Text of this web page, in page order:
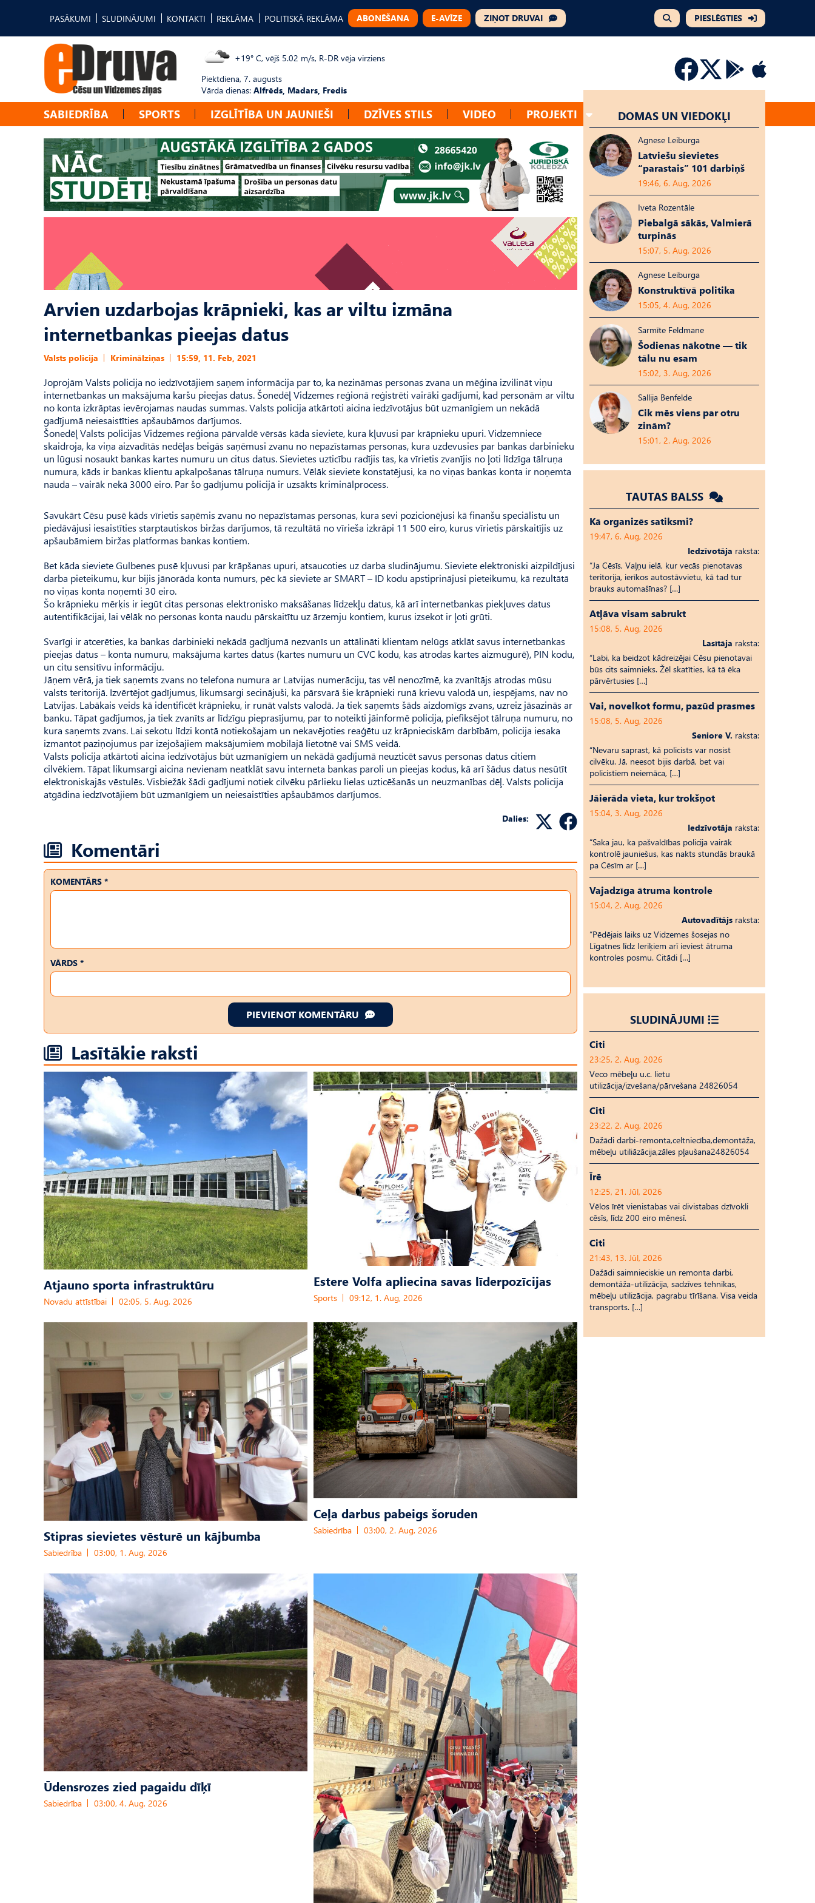
PASĀKUMI SLUDINĀJUMI KONTAKTI REKLĀMA POLITISKĀ REKLĀMA ABONĒŠANA E-AVĪZE ZIŅOT DRUVAI PIESLĒGTIES
+19° C, vējš 5.02 m/s, R-DR vēja virziens
Piektdiena, 7. augusts
Vārda dienas: Alfrēds, Madars, Fredis
SABIEDRĪBA SPORTS IZGLĪTĪBA UN JAUNIEŠI DZĪVES STILS VIDEO PROJEKTI
Arvien uzdarbojas krāpnieki, kas ar viltu izmāna
internetbankas pieejas datus
Valsts policija Kriminālziņas 15:59, 11. Feb, 2021
Joprojām Valsts policija no iedzīvotājiem saņem informācija par to, ka nezināmas personas zvana un mēģina izvilināt viņu
internetbankas un maksājuma karšu pieejas datus. Šonedēļ Vidzemes reģionā reģistrēti vairāki gadījumi, kad personām ar viltu
no konta izkrāptas ievērojamas naudas summas. Valsts policija atkārtoti aicina iedzīvotājus būt uzmanīgiem un nekādā
gadījumā neiesaistīties apšaubāmos darījumos.
Šonedēļ Valsts policijas Vidzemes reģiona pārvaldē vērsās kāda sieviete, kura kļuvusi par krāpnieku upuri. Vidzemniece
skaidroja, ka viņa aizvadītās nedēļas beigās saņēmusi zvanu no nepazīstamas personas, kura uzdevusies par bankas darbinieku
un lūgusi nosaukt bankas kartes numuru un citus datus. Sievietes uzticību radījis tas, ka vīrietis zvanījis no ļoti līdzīga tālruņa
numura, kāds ir bankas klientu apkalpošanas tālruņa numurs. Vēlāk sieviete konstatējusi, ka no viņas bankas konta ir noņemta
nauda – vairāk nekā 3000 eiro. Par šo gadījumu policijā ir uzsākts kriminālprocess.
Savukārt Cēsu pusē kāds vīrietis saņēmis zvanu no nepazīstamas personas, kura sevi pozicionējusi kā finanšu speciālistu un
piedāvājusi iesaistīties starptautiskos biržas darījumos, tā rezultātā no vīrieša izkrāpi 11 500 eiro, kurus vīrietis pārskaitījis uz
apšaubāmiem biržas platformas bankas kontiem.
Bet kāda sieviete Gulbenes pusē kļuvusi par krāpšanas upuri, atsaucoties uz darba sludinājumu. Sieviete elektroniski aizpildījusi
darba pieteikumu, kur bijis jānorāda konta numurs, pēc kā sieviete ar SMART – ID kodu apstiprinājusi pieteikumu, kā rezultātā
no viņas konta noņemti 30 eiro.
Šo krāpnieku mērķis ir iegūt citas personas elektronisko maksāšanas līdzekļu datus, kā arī internetbankas piekļuves datus
autentifikācijai, lai vēlāk no personas konta naudu pārskaitītu uz ārzemju kontiem, kurus izsekot ir ļoti grūti.
Svarīgi ir atcerēties, ka bankas darbinieki nekādā gadījumā nezvanīs un attālināti klientam nelūgs atklāt savus internetbankas
pieejas datus – konta numuru, maksājuma kartes datus (kartes numuru un CVC kodu, kas atrodas kartes aizmugurē), PIN kodu,
un citu sensitīvu informāciju.
Jāņem vērā, ja tiek saņemts zvans no telefona numura ar Latvijas numerāciju, tas vēl nenozīmē, ka zvanītājs atrodas mūsu
valsts teritorijā. Izvērtējot gadījumus, likumsargi secinājuši, ka pārsvarā šie krāpnieki runā krievu valodā un, iespējams, nav no
Latvijas. Labākais veids kā identificēt krāpnieku, ir runāt valsts valodā. Ja tiek saņemts šāds aizdomīgs zvans, uzreiz jāsazinās ar
banku. Tāpat gadījumos, ja tiek zvanīts ar līdzīgu pieprasījumu, par to noteikti jāinformē policija, piefiksējot tālruņa numuru, no
kura saņemts zvans. Lai sekotu līdzi kontā notiekošajam un nekavējoties reaģētu uz krāpnieciskām darbībām, policija iesaka
izmantot paziņojumus par izejošajiem maksājumiem mobilajā lietotnē vai SMS veidā.
Valsts policija atkārtoti aicina iedzīvotājus būt uzmanīgiem un nekādā gadījumā neuzticēt savus personas datus citiem
cilvēkiem. Tāpat likumsargi aicina nevienam neatklāt savu interneta bankas paroli un pieejas kodus, kā arī šādus datus nesūtīt
elektroniskajās vēstulēs. Visbiežāk šādi gadījumi notiek cilvēku pārlieku lielas uzticēšanās un neuzmanības dēļ. Valsts policija
atgādina iedzīvotājiem būt uzmanīgiem un neiesaistīties apšaubāmos darījumos.
Dalies:
Komentāri
KOMENTĀRS *
VĀRDS *
PIEVIENOT KOMENTĀRU
Lasītākie raksti
Atjauno sporta infrastruktūru
Novadu attīstībai 02:05, 5. Aug, 2026
Estere Volfa apliecina savas līderpozīcijas
Sports 09:12, 1. Aug, 2026
Stipras sievietes vēsturē un kājbumba
Sabiedrība 03:00, 1. Aug, 2026
Ceļa darbus pabeigs šoruden
Sabiedrība 03:00, 2. Aug, 2026
Ūdensrozes zied pagaidu dīķī
Sabiedrība 03:00, 4. Aug, 2026
DOMAS UN VIEDOKĻI
Agnese Leiburga
Latviešu sievietes
“parastais” 101 darbiņš
19:46, 6. Aug, 2026
Iveta Rozentāle
Piebalgā sākās, Valmierā
turpinās
15:07, 5. Aug, 2026
Agnese Leiburga
Konstruktīvā politika
15:05, 4. Aug, 2026
Sarmīte Feldmane
Šodienas nākotne — tik
tālu nu esam
15:02, 3. Aug, 2026
Sallija Benfelde
Cik mēs viens par otru
zinām?
15:01, 2. Aug, 2026
TAUTAS BALSS
Kā organizēs satiksmi?
19:47, 6. Aug, 2026
Iedzīvotāja raksta:
“Ja Cēsīs, Vaļņu ielā, kur vecās pienotavas
teritorija, ierīkos autostāvvietu, kā tad tur
brauks automašīnas? […]
Atļāva visam sabrukt
15:08, 5. Aug, 2026
Lasītāja raksta:
“Labi, ka beidzot kādreizējai Cēsu pienotavai
būs cits saimnieks. Žēl skatīties, kā tā ēka
pārvērtusies […]
Vai, novelkot formu, pazūd prasmes
15:08, 5. Aug, 2026
Seniore V. raksta:
“Nevaru saprast, kā policists var nosist
cilvēku. Jā, neesot bijis darbā, bet vai
policistiem neiemāca, […]
Jāierāda vieta, kur trokšņot
15:04, 3. Aug, 2026
Iedzīvotāja raksta:
“Saka jau, ka pašvaldības policija vairāk
kontrolē jauniešus, kas nakts stundās braukā
pa Cēsīm ar […]
Vajadzīga ātruma kontrole
15:04, 2. Aug, 2026
Autovadītājs raksta:
“Pēdējais laiks uz Vid­ze­mes šosejas no
Līgatnes līdz Ieriķiem arī ieviest ātruma
kontroles posmu. Citādi […]
SLUDINĀJUMI
Citi
23:25, 2. Aug, 2026
Veco mēbeļu u.c. lietu
utilizācija/izvešana/pārvešana 24826054
Citi
23:22, 2. Aug, 2026
Dažādi darbi-remonta,celtniecība,demontāža,
mēbeļu utiliāzācija,zāles pļaušana24826054
Īrē
12:25, 21. Jūl, 2026
Vēlos īrēt vienistabas vai divistabas dzīvokli
cēsīs, līdz 200 eiro mēnesī.
Citi
21:43, 13. Jūl, 2026
Dažādi saimnieciskie un remonta darbi,
demontāža-utilizācija, sadzīves tehnikas,
mēbeļu utilizācija, pagrabu tīrīšana. Visa veida
transports. […]